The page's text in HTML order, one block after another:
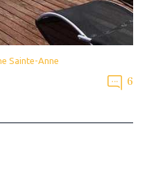
Sainte-Anne
6